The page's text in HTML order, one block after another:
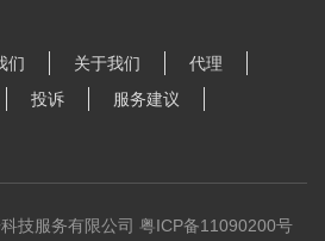
们 关于我们
代理
投诉
服务建议
技服务有限公司 粤ICP备11090200号